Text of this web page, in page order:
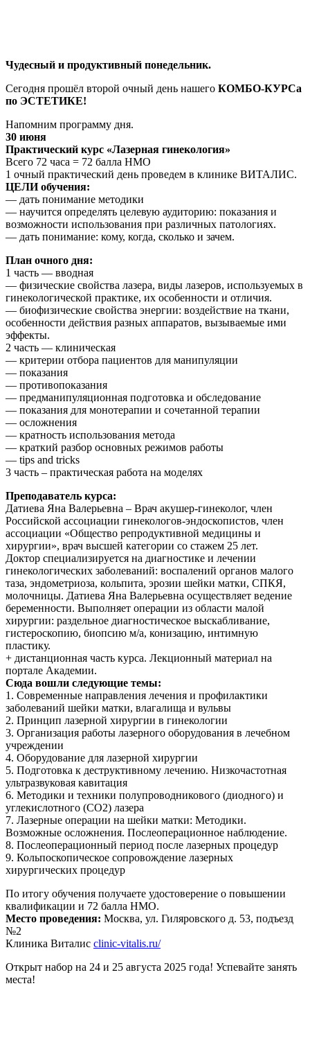
Чудесный и продуктивный понедельник.
Сегодня прошёл второй очный день нашего КОМБО-КУРСа
по ЭСТЕТИКЕ!
Напомним программу дня.
30 июня
Практический курс «Лазерная гинекология»
Всего 72 часа = 72 балла НМО
1 очный практический день проведем в клинике ВИТАЛИС.
ЦЕЛИ обучения:
— дать понимание методики
— научится определять целевую аудиторию: показания и
возможности использования при различных патологиях.
— дать понимание: кому, когда, сколько и зачем.
План очного дня:
1 часть — вводная
— физические свойства лазера, виды лазеров, используемых в
гинекологической практике, их особенности и отличия.
— биофизические свойства энергии: воздействие на ткани,
особенности действия разных аппаратов, вызываемые ими
эффекты.
2 часть — клиническая
— критерии отбора пациентов для манипуляции
— показания
— противопоказания
— предманипуляционная подготовка и обследование
— показания для монотерапии и сочетанной терапии
— осложнения
— кратность использования метода
— краткий разбор основных режимов работы
— tips and tricks
3 часть – практическая работа на моделях
Преподаватель курса:
Датиева Яна Валерьевна – Врач акушер-гинеколог, член
Российской ассоциации гинекологов-эндоскопистов, член
ассоциации «Общество репродуктивной медицины и
хирургии», врач высшей категории со стажем 25 лет.
Доктор специализируется на диагностике и лечении
гинекологических заболеваний: воспалений органов малого
таза, эндометриоза, кольпита, эрозии шейки матки, СПКЯ,
молочницы. Датиева Яна Валерьевна осуществляет ведение
беременности. Выполняет операции из области малой
хирургии: раздельное диагностическое выскабливание,
гистероскопию, биопсию м/а, конизацию, интимную
пластику.
+ дистанционная часть курса. Лекционный материал на
портале Академии.
Сюда вошли следующие темы:
1. Современные направления лечения и профилактики
заболеваний шейки матки, влагалища и вульвы
2. Принцип лазерной хирургии в гинекологии
3. Организация работы лазерного оборудования в лечебном
учреждении
4. Оборудование для лазерной хирургии
5. Подготовка к деструктивному лечению. Низкочастотная
ультразвуковая кавитация
6. Методики и техники полупроводникового (диодного) и
углекислотного (СО2) лазера
7. Лазерные операции на шейки матки: Методики.
Возможные осложнения. Послеоперационное наблюдение.
8. Послеоперационный период после лазерных процедур
9. Кольпоскопическое сопровождение лазерных
хирургических процедур
По итогу обучения получаете удостоверение о повышении
квалификации и 72 балла НМО.
Место проведения: Москва, ул. Гиляровского д. 53, подъезд
№2
Клиника Виталис clinic-vitalis.ru/
Открыт набор на 24 и 25 августа 2025 года! Успевайте занять
места!